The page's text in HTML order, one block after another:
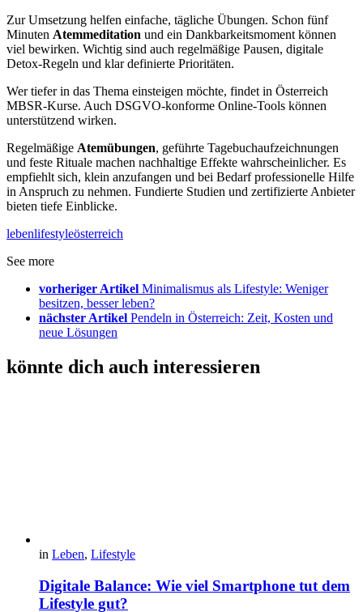
Zur Umsetzung helfen einfache, tägliche Übungen. Schon fünf
Minuten Atemmeditation und ein Dankbarkeitsmoment können
viel bewirken. Wichtig sind auch regelmäßige Pausen, digitale
Detox-Regeln und klar definierte Prioritäten.
Wer tiefer in das Thema einsteigen möchte, findet in Österreich
MBSR‑Kurse. Auch DSGVO‑konforme Online-Tools können
unterstützend wirken.
Regelmäßige Atemübungen, geführte Tagebuchaufzeichnungen
und feste Rituale machen nachhaltige Effekte wahrscheinlicher. Es
empfiehlt sich, klein anzufangen und bei Bedarf professionelle Hilfe
in Anspruch zu nehmen. Fundierte Studien und zertifizierte Anbieter
bieten tiefe Einblicke.
lebenlifestyleösterreich
See more
vorheriger Artikel Minimalismus als Lifestyle: Weniger
besitzen, besser leben?
nächster Artikel Pendeln in Österreich: Zeit, Kosten und
neue Lösungen
könnte dich auch interessieren
in Leben, Lifestyle
Digitale Balance: Wie viel Smartphone tut dem
Lifestyle gut?